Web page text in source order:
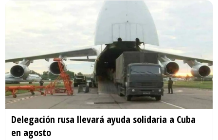
Delegación rusa llevará ayuda solidaria a Cuba
en agosto